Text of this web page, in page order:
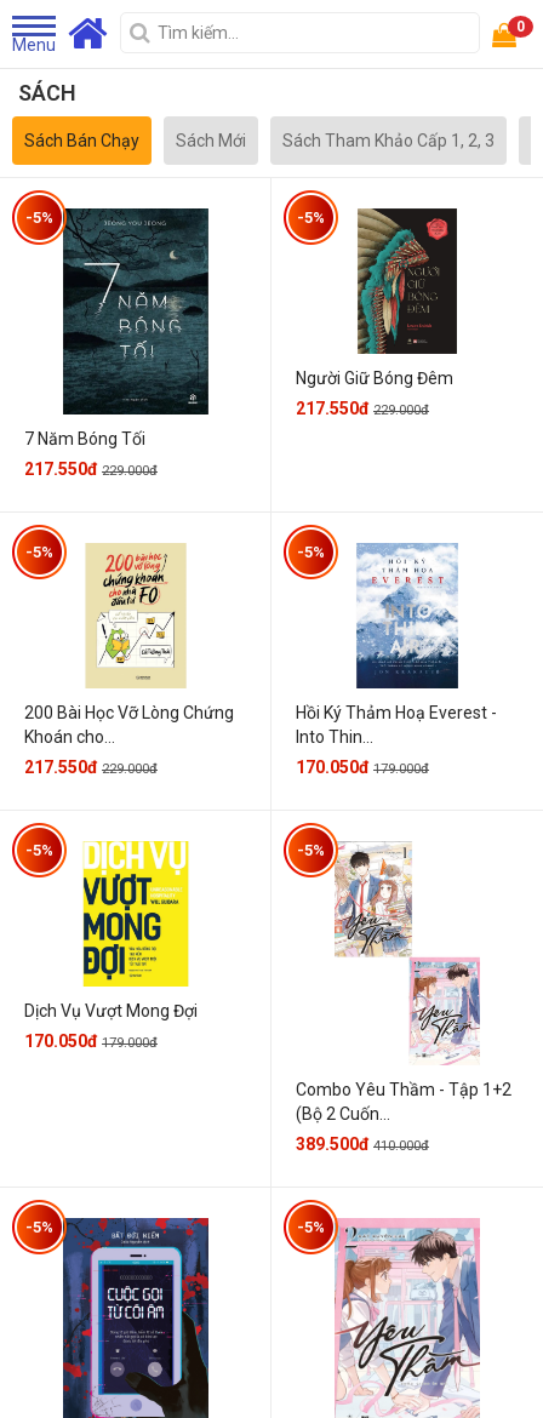
Menu
0
SÁCH
Sách Bán Chạy Sách Mới Sách Tham Khảo Cấp 1, 2, 3
7 Năm Bóng Tối
-5%
217.550đ 229.000đ
Người Giữ Bóng Đêm
-5%
217.550đ 229.000đ
200 Bài Học Vỡ Lòng Chứng
Khoán cho...
-5%
217.550đ 229.000đ
Hồi Ký Thảm Hoạ Everest -
Into Thin...
-5%
170.050đ 179.000đ
Dịch Vụ Vượt Mong Đợi
-5%
170.050đ 179.000đ
Combo Yêu Thầm - Tập 1+2
(Bộ 2 Cuốn...
-5%
389.500đ 410.000đ
-5% -5%